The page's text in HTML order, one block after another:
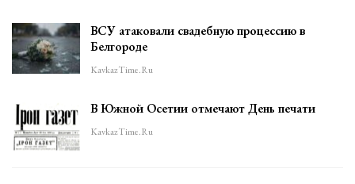
ВСУ атаковали свадебную процессию в
Белгороде
KavkazTime.ru
В Южной Осетии отмечают День печати
KavkazTime.ru